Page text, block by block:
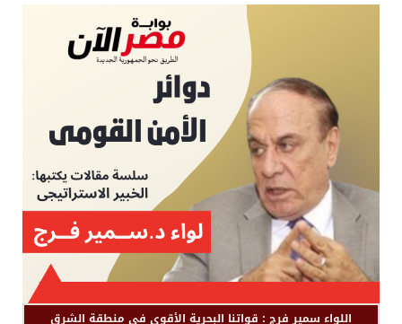
اللواء سمير فرج : قواتنا البحرية الأقوى في منطقة الشرق